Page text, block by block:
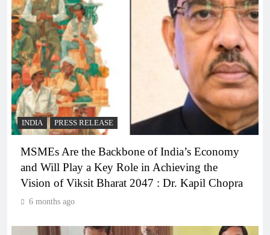
INDIA PRESS RELEASE
MSMEs Are the Backbone of India’s Economy
and Will Play a Key Role in Achieving the
Vision of Viksit Bharat 2047 : Dr. Kapil Chopra
6 months ago